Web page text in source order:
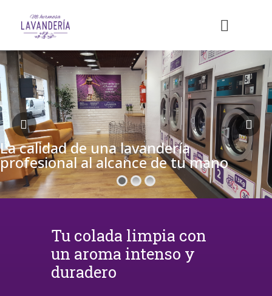
La calidad de una lavandería
profesional al alcance de tu mano
Tu colada limpia con
un aroma intenso y
duradero